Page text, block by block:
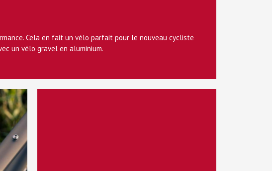
Cela en fait un vélo parfait pour le nouveau cycliste
un vélo gravel en aluminium.